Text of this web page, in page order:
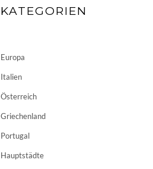
KATEGORIEN
Europa
Italien
Österreich
Griechenland
Portugal
Hauptstädte